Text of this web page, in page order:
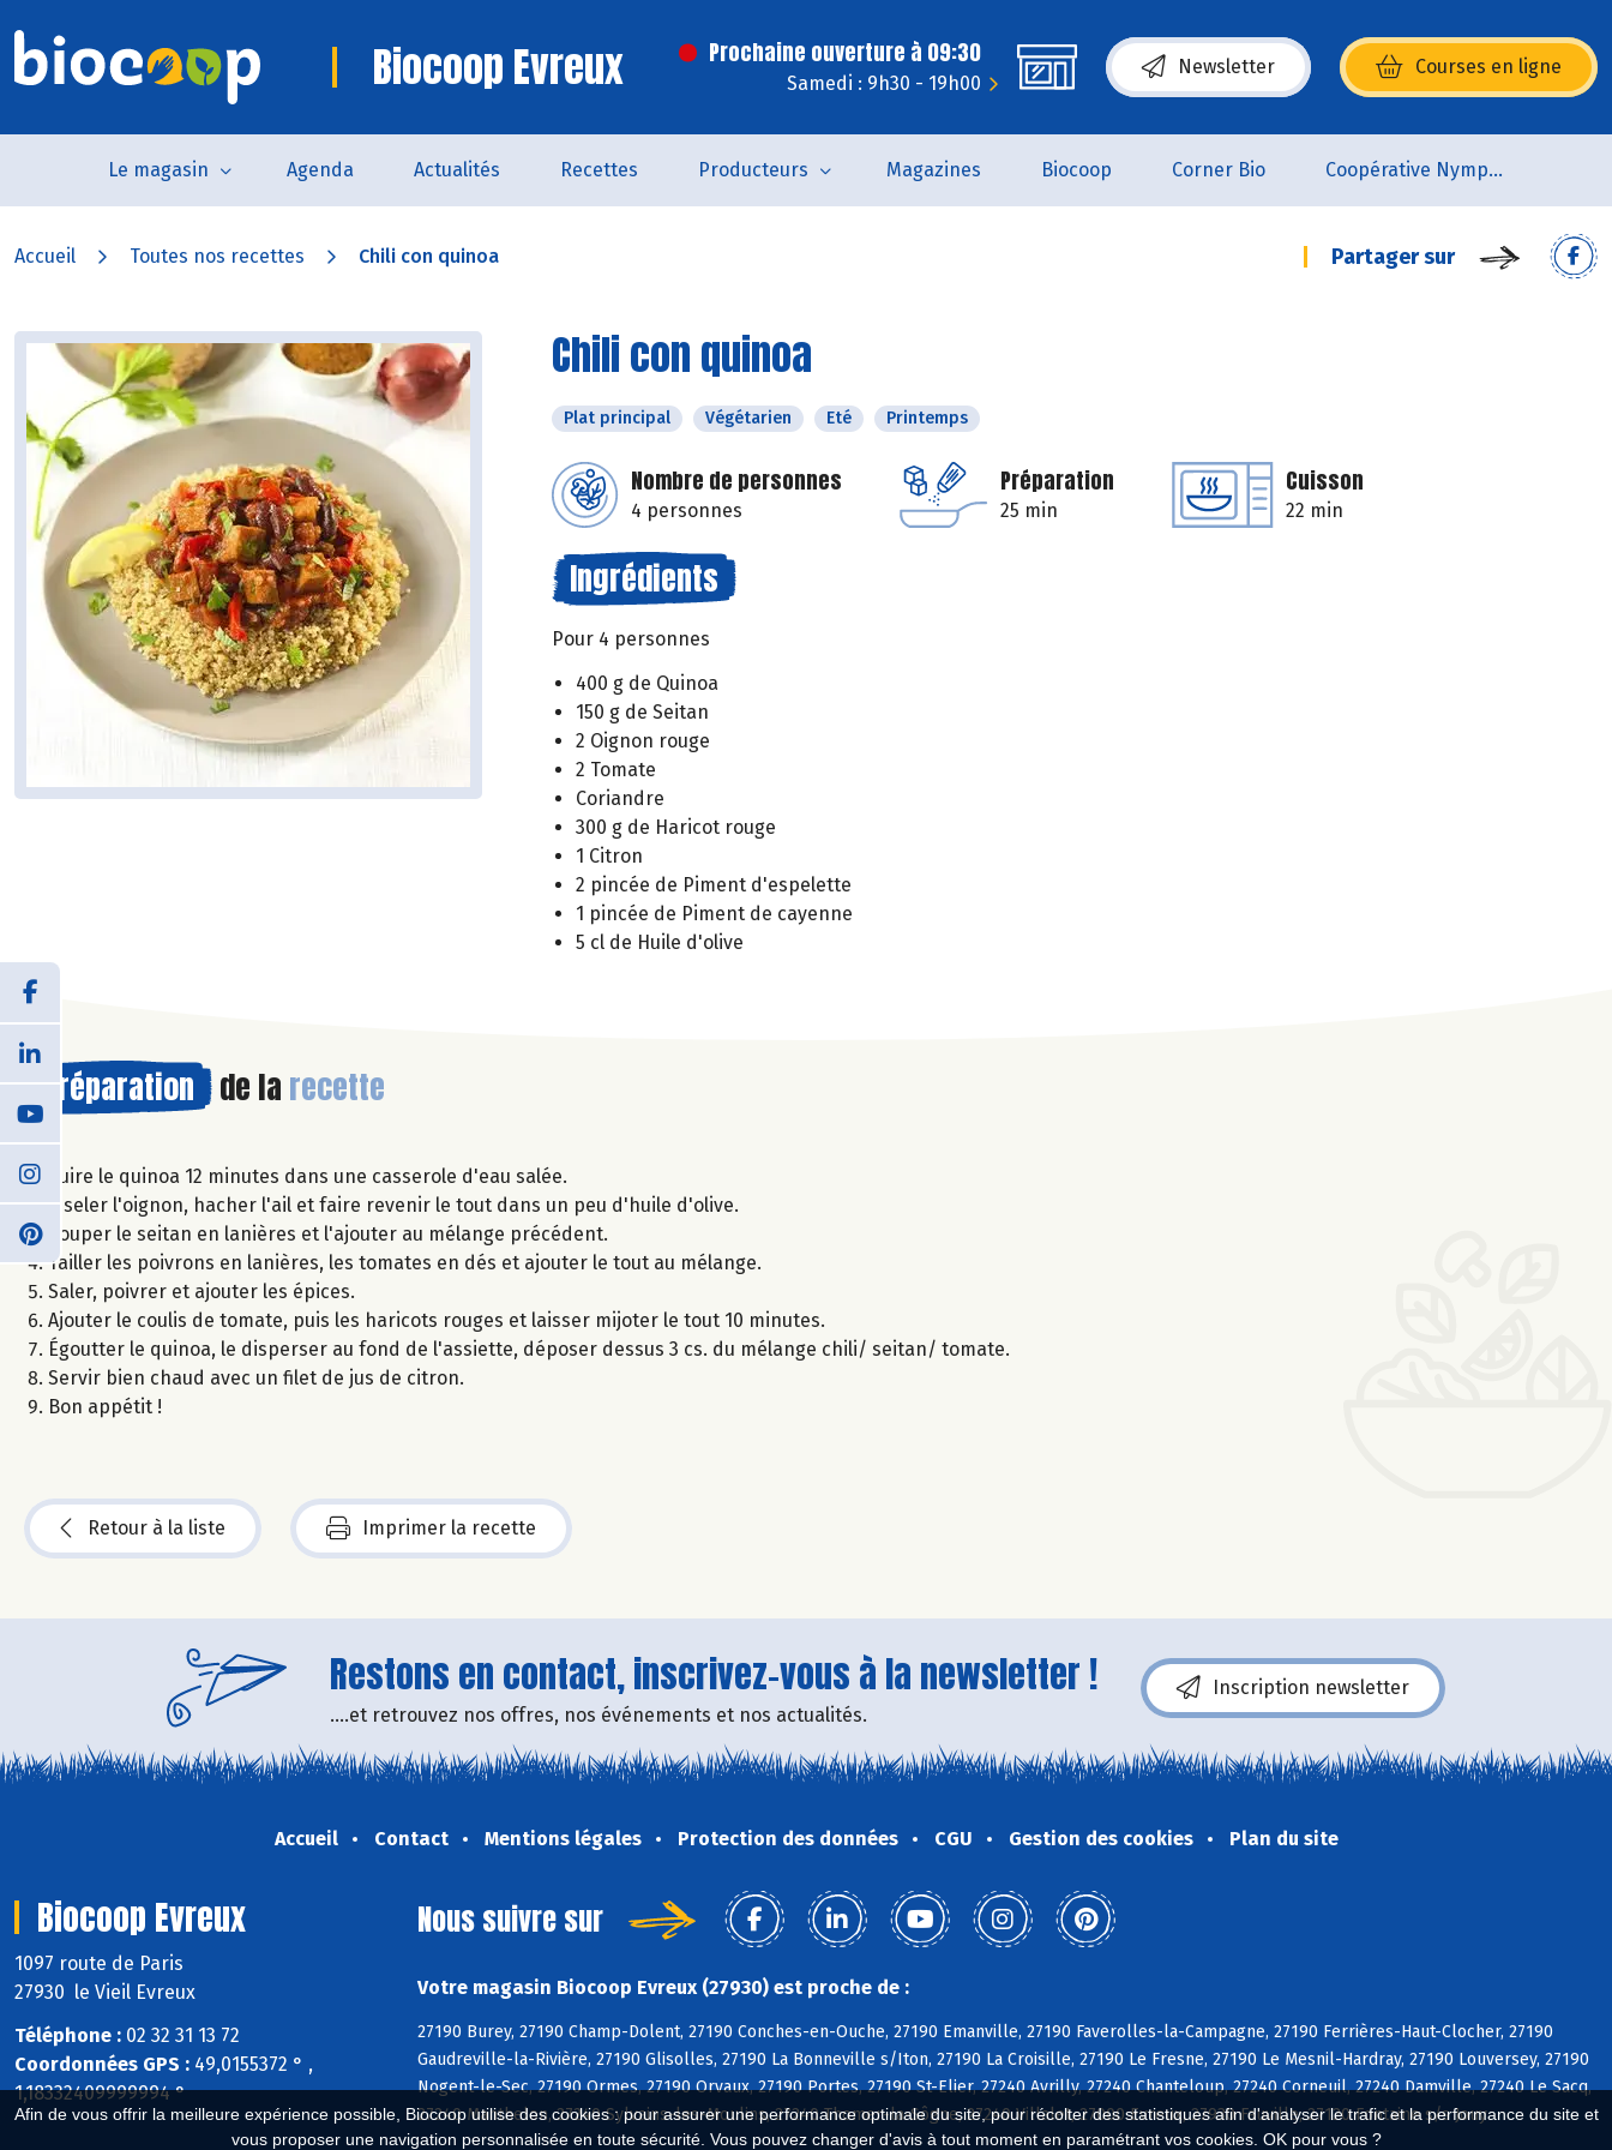
Afin de vous offrir la meilleure expérience possible, Biocoop utilise des cookies : pour assurer une performance optimale du site, pour récolter des statistiques afin d'analyser le trafic et la performance du site et
vous proposer une navigation personnalisée en toute sécurité. Vous pouvez changer d'avis à tout moment en paramétrant vos cookies. OK pour vous ?
Biocoop Evreux Prochaine ouverture à 09:30
Samedi : 9h30 - 19h00
Newsletter Courses en ligne
(s’ouvre dans une nouvelle fenêtre)
Le magasin Agenda Actualités Recettes Producteurs Magazines Biocoop Corner Bio Coopérative Nymphéa
Accueil Toutes nos recettes Chili con quinoa Partager sur
Chili con quinoa
Plat principal Végétarien Eté Printemps
Nombre de personnes
4 personnes
Préparation
25 min
Cuisson
22 min
Ingrédients
Pour 4 personnes
400 g de Quinoa
150 g de Seitan
2 Oignon rouge
2 Tomate
Coriandre
300 g de Haricot rouge
1 Citron
2 pincée de Piment d'espelette
1 pincée de Piment de cayenne
5 cl de Huile d'olive
Préparation de la recette
Cuire le quinoa 12 minutes dans une casserole d'eau salée.
Ciseler l'oignon, hacher l'ail et faire revenir le tout dans un peu d'huile d'olive.
Couper le seitan en lanières et l'ajouter au mélange précédent.
Tailler les poivrons en lanières, les tomates en dés et ajouter le tout au mélange.
Saler, poivrer et ajouter les épices.
Ajouter le coulis de tomate, puis les haricots rouges et laisser mijoter le tout 10 minutes.
Égoutter le quinoa, le disperser au fond de l'assiette, déposer dessus 3 cs. du mélange chili/ seitan/ tomate.
Servir bien chaud avec un filet de jus de citron.
Bon appétit !
Retour à la liste Imprimer la recette
Restons en contact, inscrivez-vous à la newsletter !
....et retrouvez nos offres, nos événements et nos actualités.
Inscription newsletter
Accueil Contact Mentions légales Protection des données CGU Gestion des cookies Plan du site
Biocoop Evreux
1097 route de Paris
27930 le Vieil Evreux
Téléphone : 02 32 31 13 72
Coordonnées GPS : 49,0155372 ° ,
1,18332409999994 °
Nous suivre sur
Votre magasin Biocoop Evreux (27930) est proche de :
27190 Burey, 27190 Champ-Dolent, 27190 Conches-en-Ouche, 27190 Emanville, 27190 Faverolles-la-Campagne, 27190 Ferrières-Haut-Clocher, 27190
Gaudreville-la-Rivière, 27190 Glisolles, 27190 La Bonneville s/Iton, 27190 La Croisille, 27190 Le Fresne, 27190 Le Mesnil-Hardray, 27190 Louversey, 27190
Nogent-le-Sec, 27190 Ormes, 27190 Orvaux, 27190 Portes, 27190 St-Elier, 27240 Avrilly, 27240 Chanteloup, 27240 Corneuil, 27240 Damville, 27240 Le Sacq,
27240 Manthelon, 27240 Sylvains-les-Moulins, 27240 Thomer-la-Sôgne, 27240 Villalet, 27000 Evreux, 27930 Fauville, 27120 Fontaine s/s Jouy